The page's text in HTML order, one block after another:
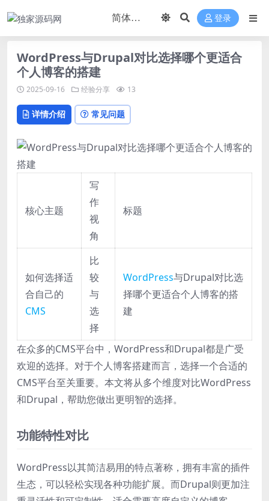
登录
WordPress与Drupal对比选择哪个更适合
个人博客的搭建
2025-09-16 经验分享 13
详情介绍 常见问题
核心主题
写
作
视
角
标题
如何选择适
合自己的
CMS
比
较
与
选
择
WordPress与Drupal对比选
择哪个更适合个人博客的搭
建
在众多的CMS平台中，WordPress和Drupal都是广受
欢迎的选择。对于个人博客搭建而言，选择一个合适的
CMS平台至关重要。本文将从多个维度对比WordPress
和Drupal，帮助您做出更明智的选择。
功能特性对比
WordPress以其简洁易用的特点著称，拥有丰富的插件
生态，可以轻松实现各种功能扩展。而Drupal则更加注